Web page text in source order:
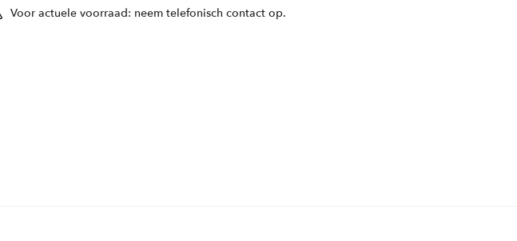
Voor actuele voorraad: neem telefonisch contact op.